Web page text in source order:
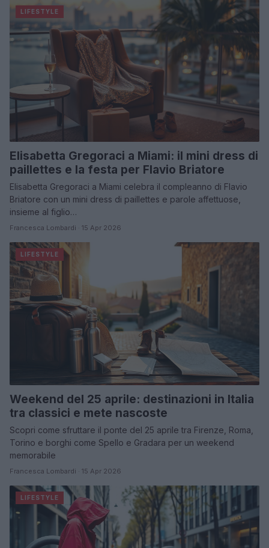
LIFESTYLE
Elisabetta Gregoraci a Miami: il mini dress di
paillettes e la festa per Flavio Briatore
Elisabetta Gregoraci a Miami celebra il compleanno di Flavio
Briatore con un mini dress di paillettes e parole affettuose,
insieme al figlio…
Francesca Lombardi · 15 Apr 2026
LIFESTYLE
Weekend del 25 aprile: destinazioni in Italia
tra classici e mete nascoste
Scopri come sfruttare il ponte del 25 aprile tra Firenze, Roma,
Torino e borghi come Spello e Gradara per un weekend
memorabile
Francesca Lombardi · 15 Apr 2026
LIFESTYLE